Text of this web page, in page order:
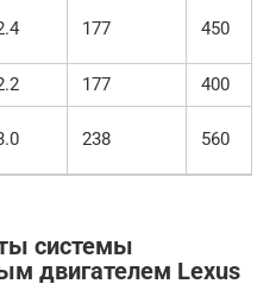
177 450
177
400
238 560
системы
двигателем Lexus